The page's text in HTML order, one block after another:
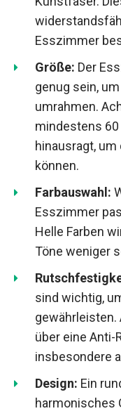
Esszimmer
Größe: Der
genug sein,
umrahmen.
mindestens
hinausragt,
können.
Farbauswahl:
Esszimmer
Helle Farben
Töne weniger
sind wichtig,
gewährleisten.
über eine
insbesondere
Design: Ein
harmonisches